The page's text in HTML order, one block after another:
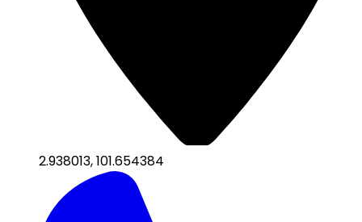
2.938013,101.654384